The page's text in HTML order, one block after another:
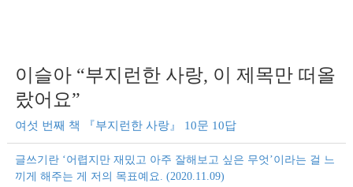
이슬아 “부지런한 사랑, 이 제목만 떠올
랐어요”
여섯 번째 책 『부지런한 사랑』 10문 10답
글쓰기란 ‘어렵지만 재밌고 아주 잘해보고 싶은 무엇’이라는 걸 느
끼게 해주는 게 저의 목표예요. (2020.11.09)